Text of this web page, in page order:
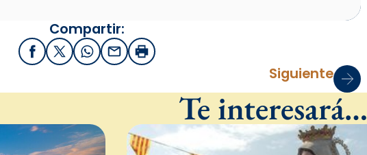
Compartir:
FacebookX / Twitter
WhatsApp
EmailImprimir
Siguiente
Te interesará…